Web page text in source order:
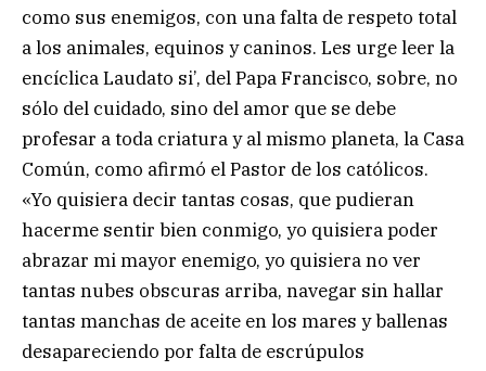
como sus enemigos, con una falta de respeto total
a los animales, equinos y caninos. Les urge leer la
encíclica Laudato si’, del Papa Francisco, sobre, no
sólo del cuidado, sino del amor que se debe
profesar a toda criatura y al mismo planeta, la Casa
Común, como afirmó el Pastor de los católicos.
«Yo quisiera decir tantas cosas, que pudieran
hacerme sentir bien conmigo, yo quisiera poder
abrazar mi mayor enemigo, yo quisiera no ver
tantas nubes obscuras arriba, navegar sin hallar
tantas manchas de aceite en los mares y ballenas
desapareciendo por falta de escrúpulos